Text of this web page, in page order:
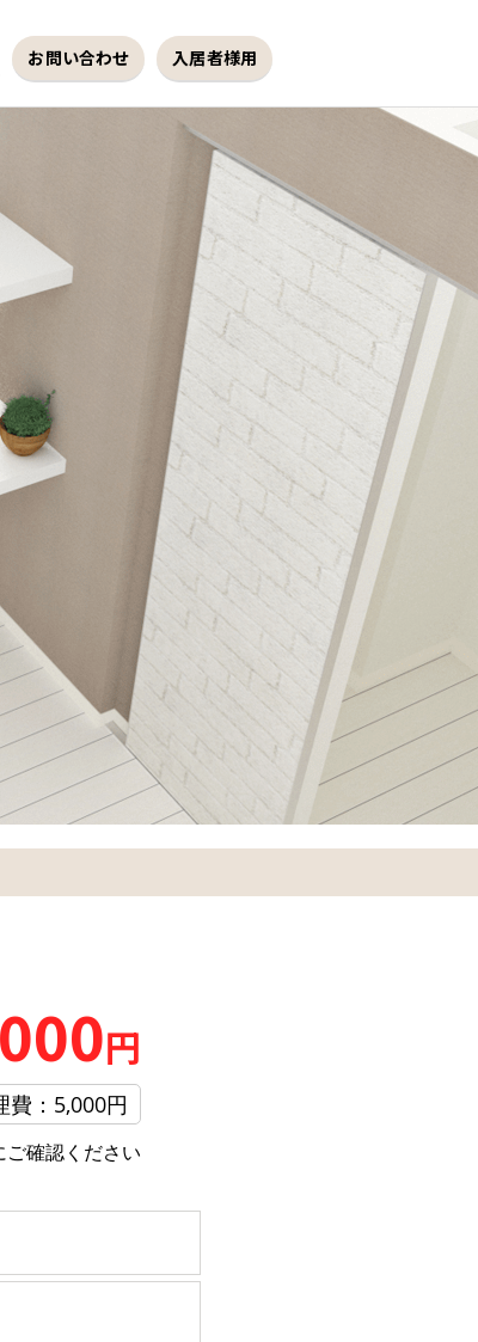
お問い合わせ 入居者様用
円
費：5,000円
確認ください